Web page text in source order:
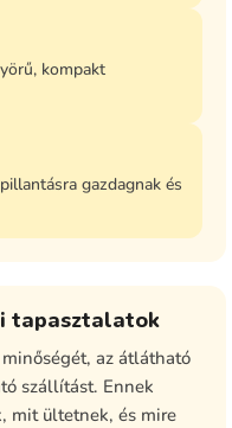
kompakt
gazdagnak és
tapasztalatok
az átlátható
szállítást. Ennek
mit ültetnek, és mire